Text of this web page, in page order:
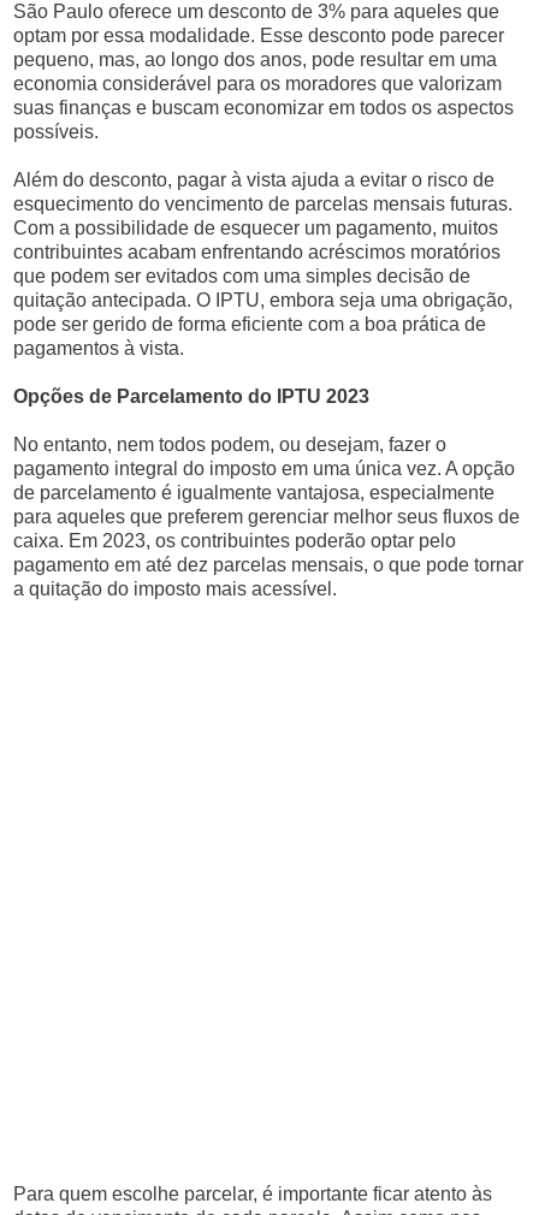
São Paulo oferece um desconto de 3% para aqueles que
optam por essa modalidade. Esse desconto pode parecer
pequeno, mas, ao longo dos anos, pode resultar em uma
economia considerável para os moradores que valorizam
suas finanças e buscam economizar em todos os aspectos
possíveis.
Além do desconto, pagar à vista ajuda a evitar o risco de
esquecimento do vencimento de parcelas mensais futuras.
Com a possibilidade de esquecer um pagamento, muitos
contribuintes acabam enfrentando acréscimos moratórios
que podem ser evitados com uma simples decisão de
quitação antecipada. O IPTU, embora seja uma obrigação,
pode ser gerido de forma eficiente com a boa prática de
pagamentos à vista.
Opções de Parcelamento do IPTU 2023
No entanto, nem todos podem, ou desejam, fazer o
pagamento integral do imposto em uma única vez. A opção
de parcelamento é igualmente vantajosa, especialmente
para aqueles que preferem gerenciar melhor seus fluxos de
caixa. Em 2023, os contribuintes poderão optar pelo
pagamento em até dez parcelas mensais, o que pode tornar
a quitação do imposto mais acessível.
Para quem escolhe parcelar, é importante ficar atento às